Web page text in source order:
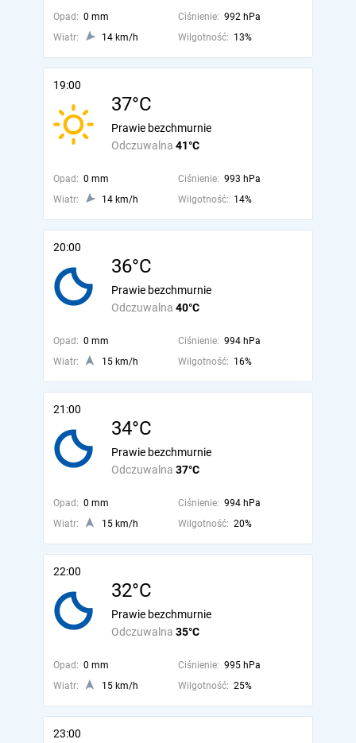
Opad: 0 mm Ciśnienie: 992 hPa
Wiatr:
14 km/h Wilgotność: 13%
19:00
37°C
Odczuwalna 41°C
Prawie bezchmurnie
Opad: 0 mm Ciśnienie: 993 hPa
Wiatr:
14 km/h Wilgotność: 14%
20:00
36°C
Odczuwalna 40°C
Prawie bezchmurnie
Opad: 0 mm Ciśnienie: 994 hPa
Wiatr:
15 km/h Wilgotność: 16%
21:00
34°C
Odczuwalna 37°C
Prawie bezchmurnie
Opad: 0 mm Ciśnienie: 994 hPa
Wiatr:
15 km/h Wilgotność: 20%
22:00
32°C
Odczuwalna 35°C
Prawie bezchmurnie
Opad: 0 mm Ciśnienie: 995 hPa
Wiatr:
15 km/h Wilgotność: 25%
23:00